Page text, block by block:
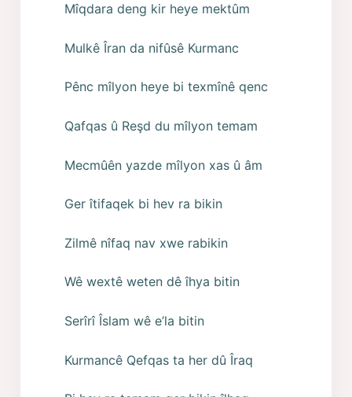
Mîqdara deng kir heye mektûm
Mulkê Îran da nifûsê Kurmanc
Pênc mîlyon heye bi texmînê qenc
Qafqas û Reşd du mîlyon temam
Mecmûên yazde mîlyon xas û âm
Ger îtifaqek bi hev ra bikin
Zilmê nîfaq nav xwe rabikin
Wê wextê weten dê îhya bitin
Serîrî Îslam wê e’la bitin
Kurmancê Qefqas ta her dû Îraq